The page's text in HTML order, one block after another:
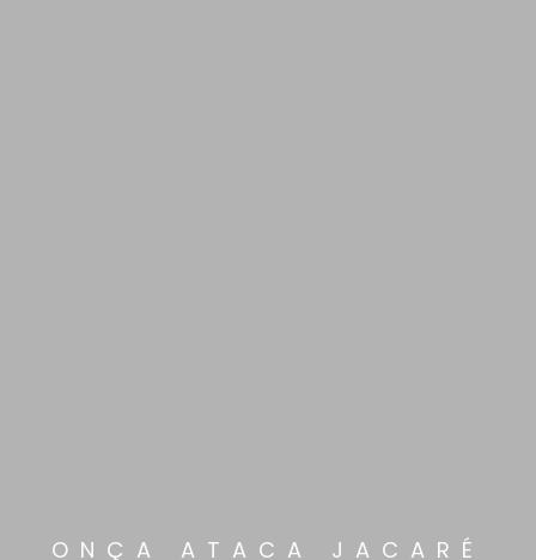
ONÇA ATACA JACARÉ